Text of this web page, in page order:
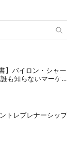
】バイロン・シャー
も知らないマーケ
トレプレナーシップ